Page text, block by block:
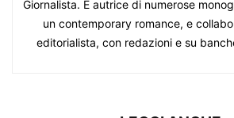
Giornalista. È autrice di numerose
un contemporary romance, e
editorialista, con redazioni e su